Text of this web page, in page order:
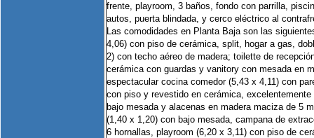
frente, playroom, 3 baños, fondo con parrilla,
autos, puerta blindada, y cerco eléctrico al
Las comodidades en Planta Baja son las
4,06) con piso de cerámica, split, hogar a gas,
2) con techo aéreo de madera; toilette de
cerámica con guardas y vanitory con mesada en
espectacular cocina comedor (5,43 x 4,11) con
con piso y revestido en cerámica,
bajo mesada y alacenas en madera maciza de 5
(1,40 x 1,20) con bajo mesada, campana de
6 hornallas, playroom (6,20 x 3,11) con piso de